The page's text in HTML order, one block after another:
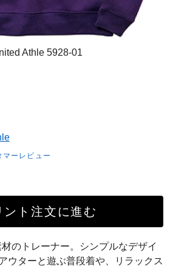
Athle 5928-01
マーレビュー
ント注文に進む
のトレーナー。シンプルなデザイ
ウターと遊ぶ普段着や、リラックス